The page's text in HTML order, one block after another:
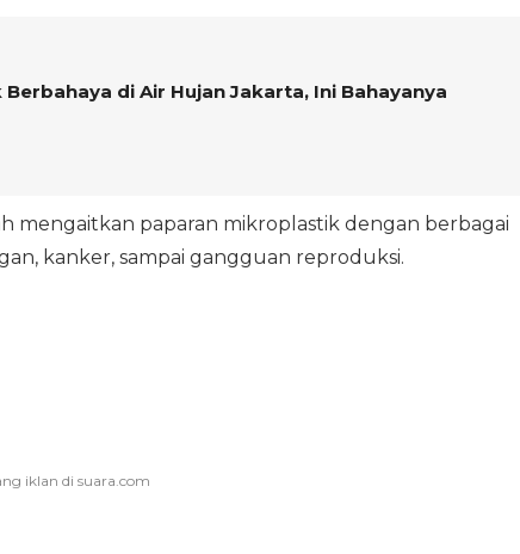
di Air Hujan Jakarta, Ini Bahayanya
mengaitkan paparan mikroplastik dengan berbagai
kanker, sampai gangguan reproduksi.